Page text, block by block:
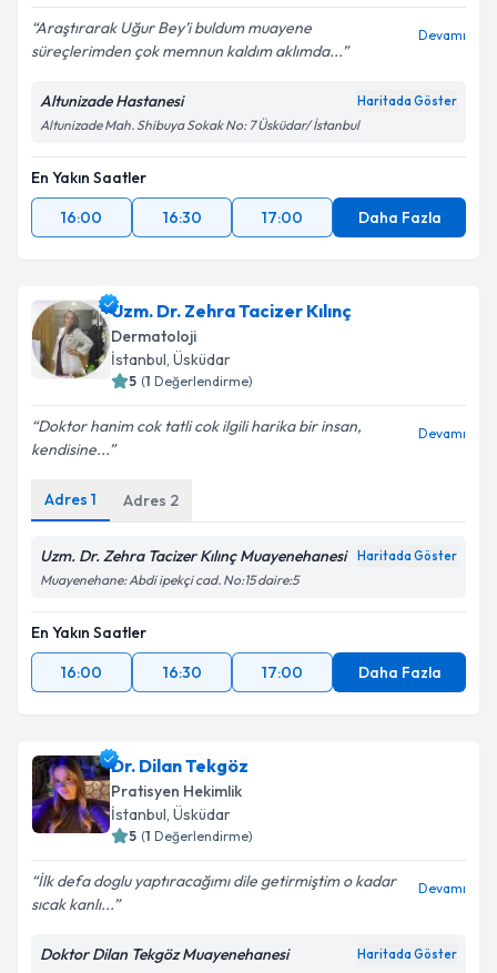
Araştırarak Uğur Bey’i buldum muayene
süreçlerimden çok memnun kaldım aklımda...
Devamı
Altunizade Hastanesi Haritada Göster
Altunizade Mah. Shibuya Sokak No: 7 Üsküdar/ İstanbul
En Yakın Saatler
16:00
16:30 17:00 Daha Fazla
Uzm. Dr. Zehra Tacizer Kılınç
Dermatoloji
İstanbul, Üsküdar
5 (1 Değerlendirme)
Doktor hanim cok tatli cok ilgili harika bir insan,
kendisine...
Devamı
Adres 1 Adres 2
Uzm. Dr. Zehra Tacizer Kılınç Muayenehanesi Haritada Göster
Muayenehane: Abdi ipekçi cad. No:15 daire:5
En Yakın Saatler
16:00
16:30 17:00 Daha Fazla
Dr. Dilan Tekgöz
Pratisyen Hekimlik
İstanbul, Üsküdar
5 (1 Değerlendirme)
İlk defa doglu yaptıracağımı dile getirmiştim o kadar
sıcak kanlı...
Devamı
Doktor Dilan Tekgöz Muayenehanesi Haritada Göster